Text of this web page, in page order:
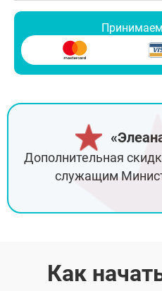
Дополнительная
служащим
Как